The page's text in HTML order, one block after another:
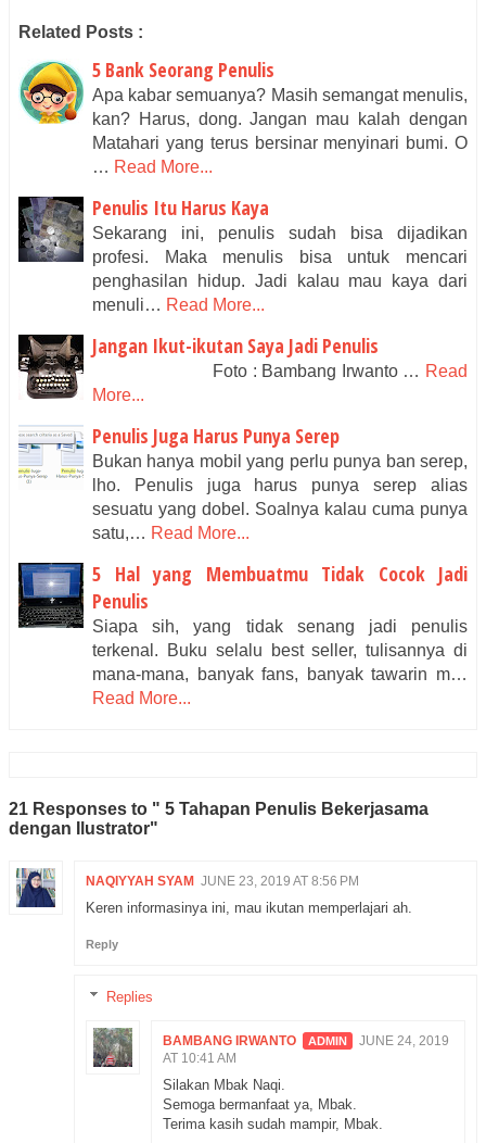
Related Posts :
5 Bank Seorang Penulis
Apa kabar semuanya? Masih semangat menulis,
kan? Harus, dong. Jangan mau kalah dengan
Matahari yang terus bersinar menyinari bumi. O
… Read More...
Penulis Itu Harus Kaya
Sekarang ini, penulis sudah bisa dijadikan
profesi. Maka menulis bisa untuk mencari
penghasilan hidup. Jadi kalau mau kaya dari
menuli… Read More...
Jangan Ikut-ikutan Saya Jadi Penulis
Foto : Bambang Irwanto … Read
More...
Penulis Juga Harus Punya Serep
Bukan hanya mobil yang perlu punya ban serep,
lho. Penulis juga harus punya serep alias
sesuatu yang dobel. Soalnya kalau cuma punya
satu,… Read More...
5 Hal yang Membuatmu Tidak Cocok Jadi
Penulis
Siapa sih, yang tidak senang jadi penulis
terkenal. Buku selalu best seller, tulisannya di
mana-mana, banyak fans, banyak tawarin m…
Read More...
21 Responses to " 5 Tahapan Penulis Bekerjasama
dengan Ilustrator"
NAQIYYAH SYAM JUNE 23, 2019 AT 8:56 PM
Keren informasinya ini, mau ikutan memperlajari ah.
Reply
Replies
BAMBANG IRWANTO
JUNE 24, 2019
AT 10:41 AM
Silakan Mbak Naqi.
Semoga bermanfaat ya, Mbak.
Terima kasih sudah mampir, Mbak.